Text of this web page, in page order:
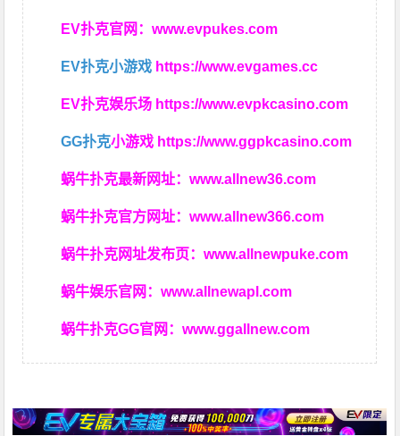
EV扑克官网：www.evpukes.com
EV扑克小游戏 https://www.evgames.cc
EV扑克娱乐场 https://www.evpkcasino.com
GG扑克小游戏 https://www.ggpkcasino.com
蜗牛扑克最新网址：www.allnew36.com
蜗牛扑克官方网址：www.allnew366.com
蜗牛扑克网址发布页：www.allnewpuke.com
蜗牛娱乐官网：www.allnewapl.com
蜗牛扑克GG官网：www.ggallnew.com